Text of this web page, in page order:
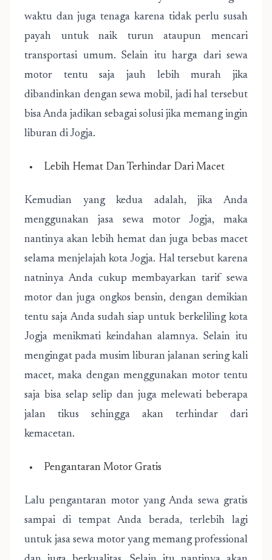
waktu dan juga tenaga karena tidak perlu susah
payah untuk naik turun ataupun mencari
transportasi umum. Selain itu harga dari sewa
motor tentu saja jauh lebih murah jika
dibandinkan dengan sewa mobil, jadi hal tersebut
bisa Anda jadikan sebagai solusi jika memang ingin
liburan di Jogja.
Lebih Hemat Dan Terhindar Dari Macet
Kemudian yang kedua adalah, jika Anda
menggunakan jasa sewa motor Jogja, maka
nantinya akan lebih hemat dan juga bebas macet
selama menjelajah kota Jogja. Hal tersebut karena
natninya Anda cukup membayarkan tarif sewa
motor dan juga ongkos bensin, dengan demikian
tentu saja Anda sudah siap untuk berkeliling kota
Jogja menikmati keindahan alamnya. Selain itu
mengingat pada musim liburan jalanan sering kali
macet, maka dengan menggunakan motor tentu
saja bisa selap selip dan juga melewati beberapa
jalan tikus sehingga akan terhindar dari
kemacetan.
Pengantaran Motor Gratis
Lalu pengantaran motor yang Anda sewa gratis
sampai di tempat Anda berada, terlebih lagi
untuk jasa sewa motor yang memang professional